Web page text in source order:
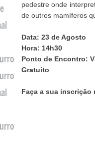
pedestre onde
de outros mamíferos
Data: 23 de Agosto
Hora: 14h30
Ponto de Encontro:
Gratuito
Faça a sua inscrição